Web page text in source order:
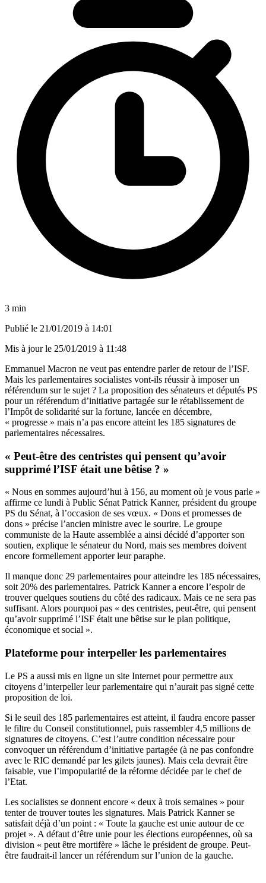
3 min
Publié le 21/01/2019 à 14:01
Mis à jour le 25/01/2019 à 11:48
Emmanuel Macron ne veut pas entendre parler de retour de l’ISF.
Mais les parlementaires socialistes vont-ils réussir à imposer un
référendum sur le sujet ? La proposition des sénateurs et députés PS
pour un référendum d’initiative partagée sur le rétablissement de
l’Impôt de solidarité sur la fortune, lancée en décembre,
« progresse » mais n’a pas encore atteint les 185 signatures de
parlementaires nécessaires.
« Peut-être des centristes qui pensent qu’avoir
supprimé l’ISF était une bêtise ? »
« Nous en sommes aujourd’hui à 156, au moment où je vous parle »
affirme ce lundi à Public Sénat Patrick Kanner, président du groupe
PS du Sénat, à l’occasion de ses vœux. « Dons et promesses de
dons » précise l’ancien ministre avec le sourire. Le groupe
communiste de la Haute assemblée a ainsi décidé d’apporter son
soutien, explique le sénateur du Nord, mais ses membres doivent
encore formellement apporter leur paraphe.
Il manque donc 29 parlementaires pour atteindre les 185 nécessaires,
soit 20% des parlementaires. Patrick Kanner a encore l’espoir de
trouver quelques soutiens du côté des radicaux. Mais ce ne sera pas
suffisant. Alors pourquoi pas « des centristes, peut-être, qui pensent
qu’avoir supprimé l’ISF était une bêtise sur le plan politique,
économique et social ».
Plateforme pour interpeller les parlementaires
Le PS a aussi mis en ligne un site Internet pour permettre aux
citoyens d’interpeller leur parlementaire qui n’aurait pas signé cette
proposition de loi.
Si le seuil des 185 parlementaires est atteint, il faudra encore passer
le filtre du Conseil constitutionnel, puis rassembler 4,5 millions de
signatures de citoyens. C’est l’autre condition nécessaire pour
convoquer un référendum d’initiative partagée (à ne pas confondre
avec le RIC demandé par les gilets jaunes). Mais cela devrait être
faisable, vue l’impopularité de la réforme décidée par le chef de
l’Etat.
Les socialistes se donnent encore « deux à trois semaines » pour
tenter de trouver toutes les signatures. Mais Patrick Kanner se
satisfait déjà d’un point : « Toute la gauche est unie autour de ce
projet ». A défaut d’être unie pour les élections européennes, où sa
division « peut être mortifère » lâche le président de groupe. Peut-
être faudrait-il lancer un référendum sur l’union de la gauche.